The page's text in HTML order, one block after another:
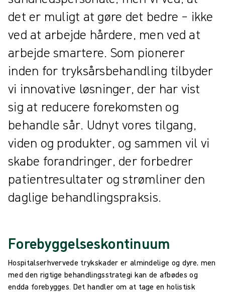
det er muligt at gøre det bedre – ikke
ved at arbejde hårdere, men ved at
arbejde smartere. Som pionerer
inden for tryksårsbehandling tilbyder
vi innovative løsninger, der har vist
sig at reducere forekomsten og
behandle sår. Udnyt vores tilgang,
viden og produkter, og sammen vil vi
skabe forandringer, der forbedrer
patientresultater og strømliner den
daglige behandlingspraksis.
Forebyggelseskontinuum
Hospitalserhvervede trykskader er almindelige og dyre, men
med den rigtige behandlingsstrategi kan de afbødes og
endda forebygges. Det handler om at tage en holistisk